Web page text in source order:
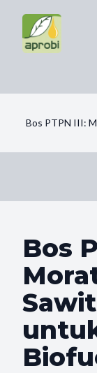
Bos PTPN III:
Bos